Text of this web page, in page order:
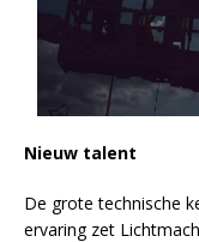
Nieuw talent
De grote technische
ervaring zet